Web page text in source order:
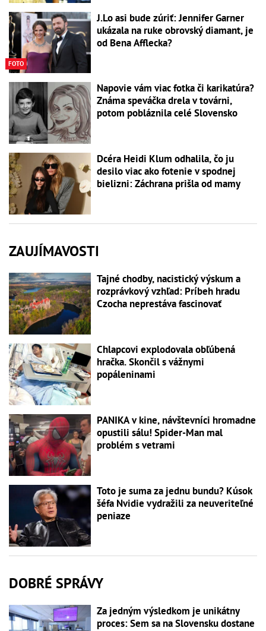
FOTO
J.Lo asi bude zúriť: Jennifer Garner
ukázala na ruke obrovský diamant, je
od Bena Afflecka?
Napovie vám viac fotka či karikatúra?
Známa speváčka drela v továrni,
potom pobláznila celé Slovensko
Dcéra Heidi Klum odhalila, čo ju
desilo viac ako fotenie v spodnej
bielizni: Záchrana prišla od mamy
ZAUJÍMAVOSTI
Tajné chodby, nacistický výskum a
rozprávkový vzhľad: Príbeh hradu
Czocha neprestáva fascinovať
Chlapcovi explodovala obľúbená
hračka. Skončil s vážnymi
popáleninami
PANIKA v kine, návštevníci hromadne
opustili sálu! Spider-Man mal
problém s vetrami
Toto je suma za jednu bundu? Kúsok
šéfa Nvidie vydražili za neuveriteľné
peniaze
DOBRÉ SPRÁVY
Za jedným výsledkom je unikátny
proces: Sem sa na Slovensku dostane